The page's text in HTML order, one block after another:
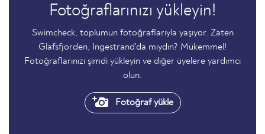
Fotoğraflarınızı yükleyin!
Swimcheck, toplumun fotoğraflarıyla yaşıyor. Zaten
Glafsfjorden, Ingestrand'da mıydın? Mükemmel!
Fotoğraflarınızı şimdi yükleyin ve diğer üyelere yardımcı
olun.
Fotoğraf yükle